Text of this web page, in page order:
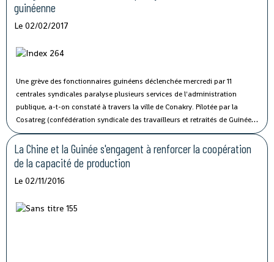
guinéenne
Le 02/02/2017
Une grève des fonctionnaires guinéens déclenchée mercredi par 11
centrales syndicales paralyse plusieurs services de l'administration
publique, a-t-on constaté à travers la ville de Conakry. Pilotée par la
Cosatreg (confédération syndicale des travailleurs et retraités de Guinée)
et 10 centrales syndicales, la grève générale d'avertissement de 7 jours
vise à protester contre les mauvaises conditions de vie et de travail des
fonctionnaires du secteur public.
La Chine et la Guinée s'engagent à renforcer la coopération
de la capacité de production
Le 02/11/2016